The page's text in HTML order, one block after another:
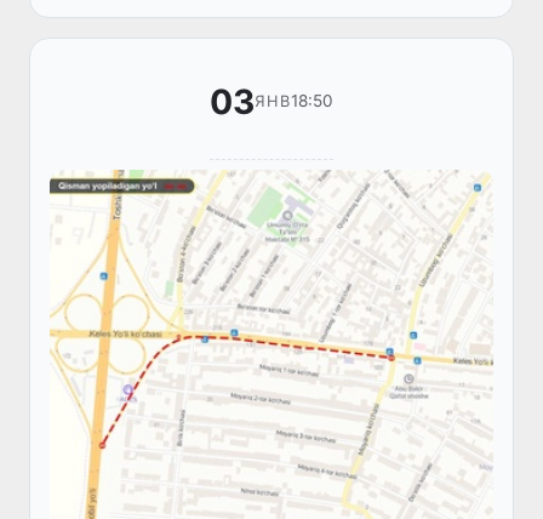
ўзгаришларни таҳлил қилди.
03ЯНВ18:50